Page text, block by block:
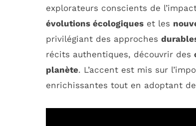
explorateurs conscients de
évolutions écologiques et les
privilégiant des approches
récits authentiques, découvrir des
planète. L’accent est mis sur
enrichissantes tout en adoptant